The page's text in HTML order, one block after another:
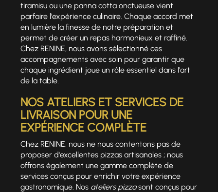
tiramisu ou une panna cotta onctueuse vient
parfaire l'expérience culinaire. Chaque accord met
en lumière la finesse de notre préparation et
permet de créer un repas harmonieux et raffiné.
Chez RENINE, nous avons sélectionné ces
accompagnements avec soin pour garantir que
chaque ingrédient joue un rôle essentiel dans l'art
de la table.
NOS ATELIERS ET SERVICES DE
LIVRAISON POUR UNE
EXPÉRIENCE COMPLÈTE
Chez RENINE, nous ne nous contentons pas de
proposer d'excellentes pizzas artisanales ; nous
offrons également une gamme complète de
services conçus pour enrichir votre expérience
gastronomique. Nos ateliers pizzasont conçus pour